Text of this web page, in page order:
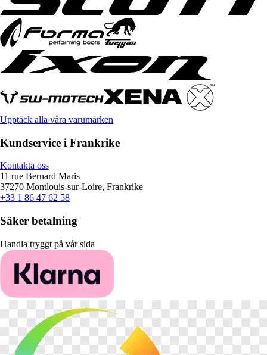
Upptäck alla våra varumärken
Kundservice i Frankrike
Kontakta oss
11 rue Bernard Maris
37270 Montlouis-sur-Loire, Frankrike
+33 1 86 47 62 58
Säker betalning
Handla tryggt på vår sida